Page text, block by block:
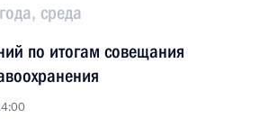
среда
по итогам совещания